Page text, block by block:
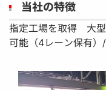
当社の特徴
指定工場を取得 大型
可能（4レーン保有）/